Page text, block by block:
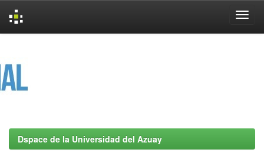
Dspace de la Universidad del Azuay